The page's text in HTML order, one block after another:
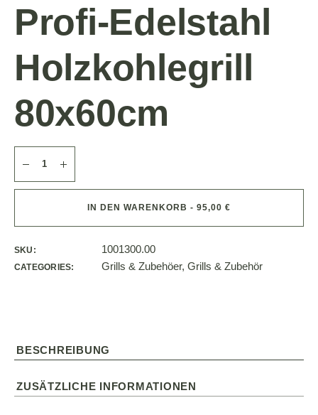
Profi-Edelstahl
Holzkohlegrill
80x60cm
IN DEN WARENKORB - 95,00 €
SKU: 1001300.00
CATEGORIES: Grills & Zubehöer, Grills & Zubehör
BESCHREIBUNG
ZUSÄTZLICHE INFORMATIONEN